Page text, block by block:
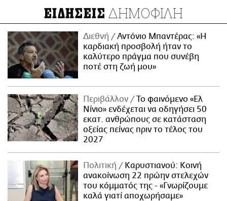
ΕΙΔΗΣΕΙΣ ΔΗΜΟΦΙΛΗ
Διεθνή
Αντόνιο Μπαντέρας: «Η
καρδιακή προσβολή ήταν το
καλύτερο πράγμα που συνέβη
ποτέ στη ζωή μου»
Περιβάλλον
Το φαινόμενο «Ελ
Νίνιο» ενδέχεται να οδηγήσει 50
εκατ. ανθρώπους σε κατάσταση
οξείας πείνας πριν το τέλος του
2027
Πολιτική
Καρυστιανού: Κοινή
ανακοίνωση 22 πρώην στελεχών
του κόμματός της - «Γνωρίζουμε
καλά γιατί αποχωρήσαμε»